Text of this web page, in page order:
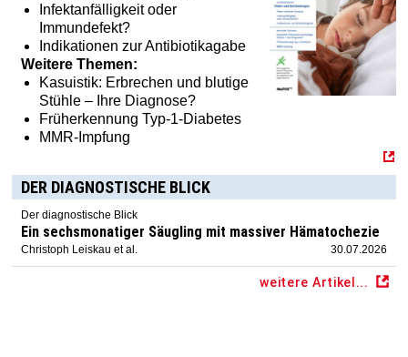
Haben Sie Interesse an einem Abonnement? Dann klicken
Sie einfach hier:[MTX]-Shop
Infektanfälligkeit oder
Immundefekt?
Indikationen zur Antibiotikagabe
Weitere Themen:
Kasuistik: Erbrechen und blutige
Stühle – Ihre Diagnose?
Früherkennung Typ-1-Diabetes
MMR-Impfung
DER DIAGNOSTISCHE BLICK
Der diagnostische Blick
Ein sechsmonatiger Säugling mit massiver Hämatochezie
Christoph Leiskau et al. 30.07.2026
weitere Artikel...